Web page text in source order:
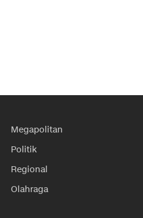
Megapolitan
Politik
Regional
Olahraga